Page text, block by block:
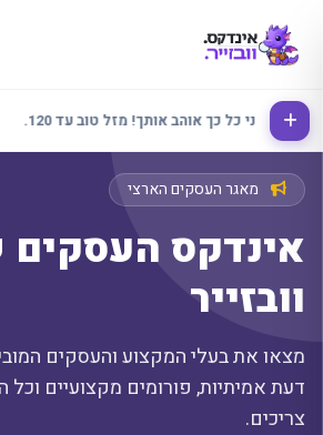
אני כל כך אוהב אותך! מזל טוב עד 120.
מאגר העסקים הארצי
אינדקס
וובזייר
מצאו את בעלי המקצוע והעסקים
דעת אמיתיות, פורומים מקצועיים
צריכים.